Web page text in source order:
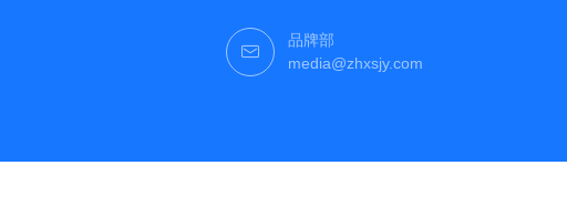
品牌部
media@zhxsjy.com